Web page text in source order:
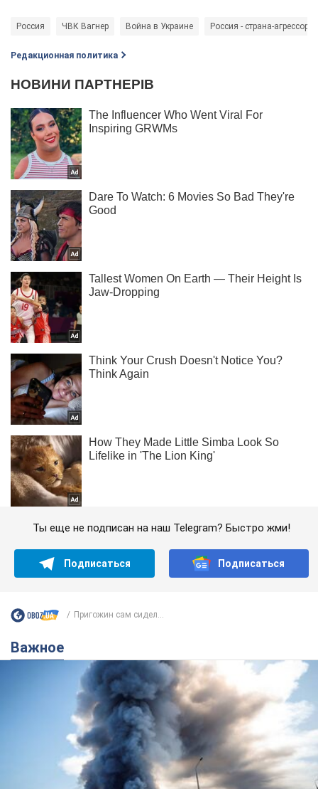
Россия ЧВК Вагнер Война в Украине Россия - страна-агрессор
Редакционная политика
Ты еще не подписан на наш Telegram? Быстро жми!
Подписаться Подписаться
Пригожин сам сидел...
Важное